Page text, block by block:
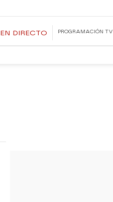
EN DIRECTO PROGRAMACIÓN TV